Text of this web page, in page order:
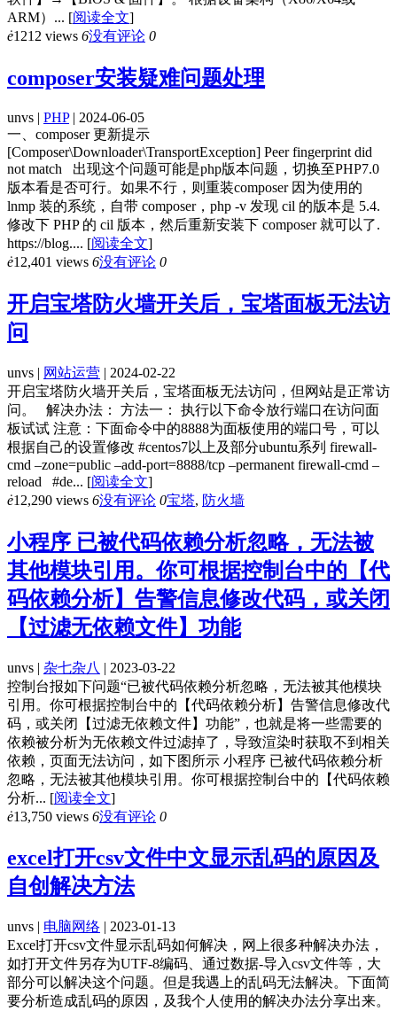
ARM）... [阅读全文]
ė1212 views 6没有评论 0
composer安装疑难问题处理
unvs | PHP| 2024-06-05
一、composer 更新提示
[Composer\Downloader\TransportException] Peer fingerprint did
not match 出现这个问题可能是php版本问题，切换至PHP7.0
版本看是否可行。如果不行，则重装composer 因为使用的
lnmp 装的系统，自带 composer，php -v 发现 cil 的版本是 5.4.
修改下 PHP 的 cil 版本，然后重新安装下 composer 就可以了.
https://blog.... [阅读全文]
ė12,401 views 6没有评论 0
开启宝塔防火墙开关后，宝塔面板无法访
问
unvs | 网站运营 | 2024-02-22
开启宝塔防火墙开关后，宝塔面板无法访问，但网站是正常访
问。 解决办法： 方法一： 执行以下命令放行端口在访问面
板试试 注意：下面命令中的8888为面板使用的端口号，可以
根据自己的设置修改 #centos7以上及部分ubuntu系列 firewall-
cmd –zone=public –add-port=8888/tcp –permanent firewall-cmd –
reload #de... [阅读全文]
ė12,290 views 6没有评论 0宝塔, 防火墙
小程序 已被代码依赖分析忽略，无法被
其他模块引用。你可根据控制台中的【代
码依赖分析】告警信息修改代码，或关闭
【过滤无依赖文件】功能
unvs | 杂七杂八 | 2023-03-22
控制台报如下问题“已被代码依赖分析忽略，无法被其他模块
引用。你可根据控制台中的【代码依赖分析】告警信息修改代
码，或关闭【过滤无依赖文件】功能”，也就是将一些需要的
依赖被分析为无依赖文件过滤掉了，导致渲染时获取不到相关
依赖，页面无法访问，如下图所示 小程序 已被代码依赖分析
忽略，无法被其他模块引用。你可根据控制台中的【代码依赖
分析... [阅读全文]
ė13,750 views 6没有评论 0
excel打开csv文件中文显示乱码的原因及
自创解决方法
unvs | 电脑网络 | 2023-01-13
Excel打开csv文件显示乱码如何解决，网上很多种解决办法，
如打开文件另存为UTF-8编码、通过数据-导入csv文件等，大
部分可以解决这个问题。但是我遇上的乱码无法解决。下面简
要分析造成乱码的原因，及我个人使用的解决办法分享出来。